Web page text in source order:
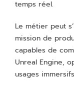
temps réel.
Le métier peut
mission de
capables de
Unreal Engine,
usages